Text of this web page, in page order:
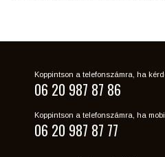
Koppintson a telefonszámra, ha
06 20 987 87 86
Koppintson a telefonszámra, ha
06 20 987 87 77